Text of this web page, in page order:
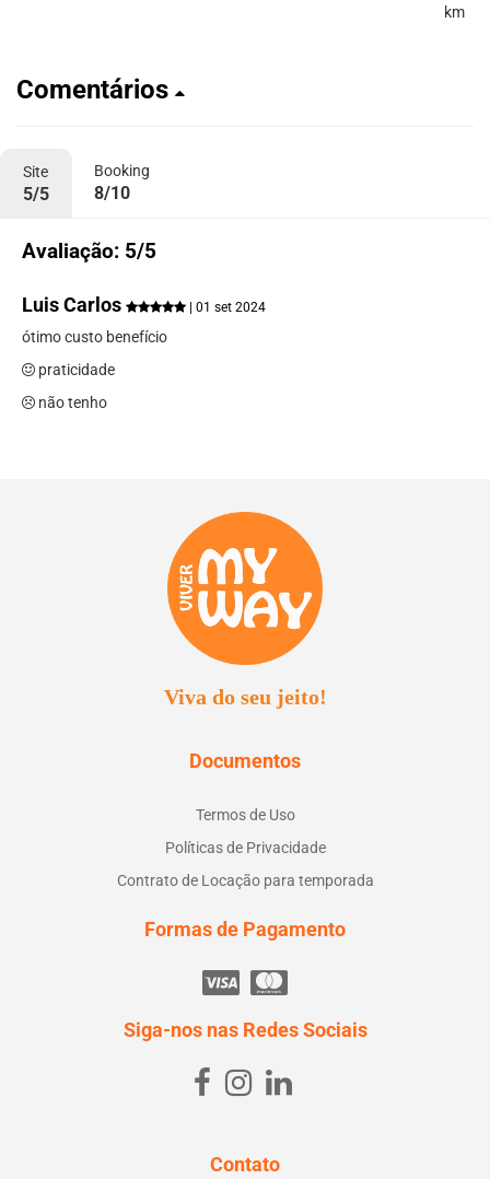
km
Comentários
Site
5/5
Booking
8/10
Avaliação: 5/5
Luis Carlos | 01 set 2024
ótimo custo benefício
praticidade
não tenho
Viva do seu jeito!
Documentos
Termos de Uso
Políticas de Privacidade
Contrato de Locação para temporada
Formas de Pagamento
Siga-nos nas Redes Sociais
Contato